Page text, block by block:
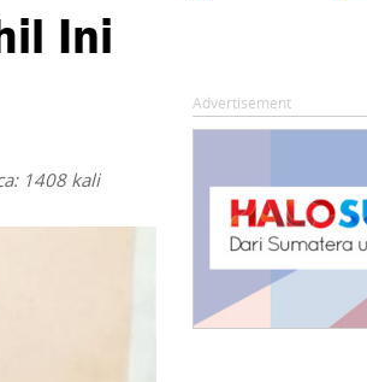
Ini
1408 kali
Advertisement